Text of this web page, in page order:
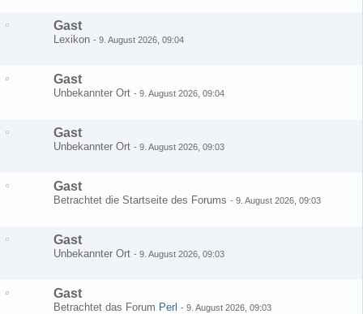
Gast
Lexikon - 9. August 2026, 09:04
Gast
Unbekannter Ort - 9. August 2026, 09:04
Gast
Unbekannter Ort - 9. August 2026, 09:03
Gast
Betrachtet die Startseite des Forums - 9. August 2026, 09:03
Gast
Unbekannter Ort - 9. August 2026, 09:03
Gast
Betrachtet das Forum Perl - 9. August 2026, 09:03